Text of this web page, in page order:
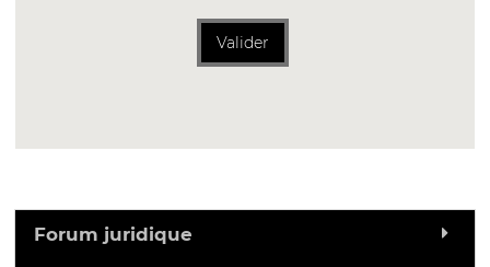
Valider
Forum juridique